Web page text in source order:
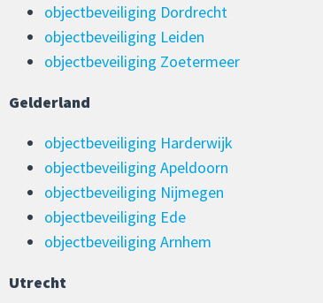
objectbeveiliging Dordrecht
objectbeveiliging Leiden
objectbeveiliging Zoetermeer
Gelderland
objectbeveiliging Harderwijk
objectbeveiliging Apeldoorn
objectbeveiliging Nijmegen
objectbeveiliging Ede
objectbeveiliging Arnhem
Utrecht